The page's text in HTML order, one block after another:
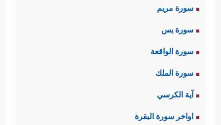
سورة مريم
سورة يس
سورة الواقعة
سورة الملك
آية الكرسي
اواخر سورة البقرة